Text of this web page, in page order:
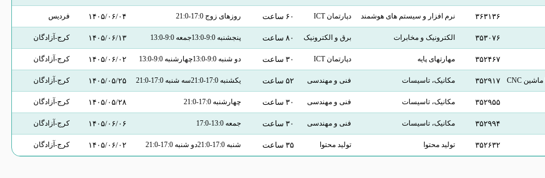
۳۶۳۱۳۶ نرم افزار و سیستم های هوشمند دپارتمان ICT ۶۰ ساعت روزهای زوج 17:0-21:0 ۱۴۰۵/۰۶/۰۴ فردیس
۳۵۳۰۷۶ الکترونیک و مخابرات برق و الکترونیک ۸۰ ساعت پنجشنبه 9:0-13:0جمعه 9:0-13:0 ۱۴۰۵/۰۶/۱۳ کرج-آزادگان
۳۵۲۴۶۷ مهارتهای پایه دپارتمان ICT ۳۰ ساعت دو شنبه 9:0-13:0چهارشنبه 9:0-13:0 ۱۴۰۵/۰۶/۰۲ کرج-آزادگان
۳۵۲۹۱۷ مکانیک، تاسیسات فنی و مهندسی ۵۲ ساعت یکشنبه 17:0-21:0سه شنبه 17:0-21:0 ۱۴۰۵/۰۵/۲۵ کرج-آزادگان
۳۵۲۹۵۵ مکانیک، تاسیسات فنی و مهندسی ۳۰ ساعت چهارشنبه 17:0-21:0 ۱۴۰۵/۰۵/۲۸ کرج-آزادگان
۳۵۲۹۹۴ مکانیک، تاسیسات فنی و مهندسی ۳۰ ساعت جمعه 13:0-17:0 ۱۴۰۵/۰۶/۰۶ کرج-آزادگان
۳۵۲۶۳۲ تولید محتوا تولید محتوا ۳۵ ساعت شنبه 17:0-21:0دو شنبه 17:0-21:0 ۱۴۰۵/۰۶/۰۲ کرج-آزادگان